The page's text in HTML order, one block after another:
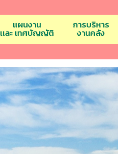
แผนงาน
เเละ เทศบัญญัติ
การบริหาร
งานคลัง